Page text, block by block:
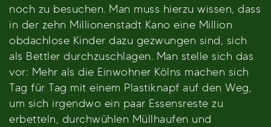
noch zu besuchen. Man muss hierzu wissen, dass
in der zehn Millionenstadt Kano eine Million
obdachlose Kinder dazu gezwungen sind, sich
als Bettler durchzuschlagen. Man stelle sich das
vor: Mehr als die Einwohner Kölns machen sich
Tag für Tag mit einem Plastiknapf auf den Weg,
um sich irgendwo ein paar Essensreste zu
erbetteln, durchwühlen Müllhaufen und